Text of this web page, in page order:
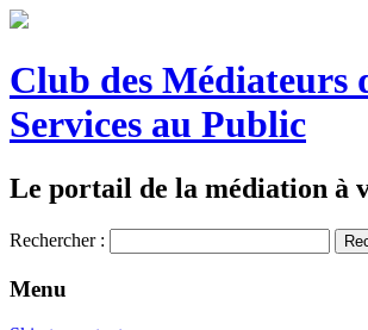
Club des Médiateurs
Services au Public
Le portail de la médiation à
Rechercher :
Menu